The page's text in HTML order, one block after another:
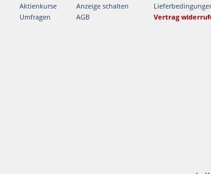
Aktienkurse
Umfragen
Anzeige schalten
AGB
Vertrag